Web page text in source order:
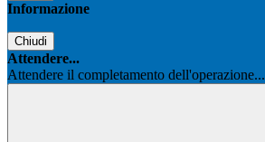
Informazione
Chiudi
Attendere...
Attendere il completamento dell'operazione...